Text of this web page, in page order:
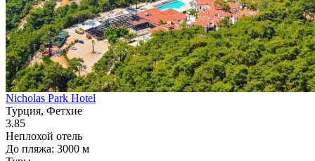
Nicholas Park Hotel
Турция, Фетхие
3.85
Неплохой отель
До пляжа: 3000 м